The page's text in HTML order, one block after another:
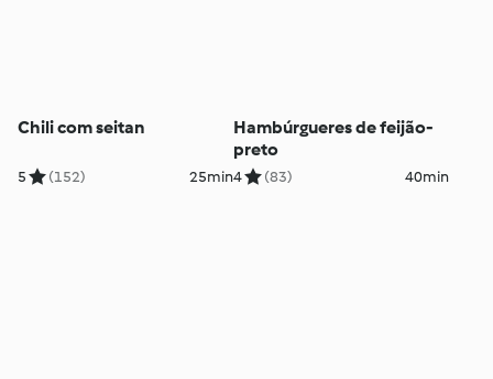
Chili com seitan
5 (152) 25min
Hambúrgueres de feijão-
preto
4 (83) 40min